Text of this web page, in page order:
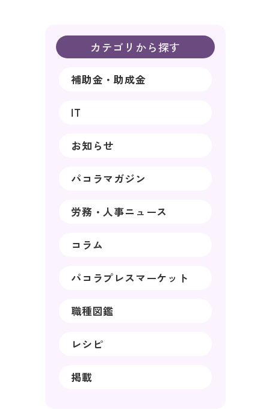
カテゴリから探す
補助金・助成金
IT
お知らせ
パコラマガジン
労務・人事ニュース
コラム
パコラプレスマーケット
職種図鑑
レシピ
掲載